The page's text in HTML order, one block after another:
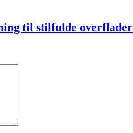
til stilfulde overflader